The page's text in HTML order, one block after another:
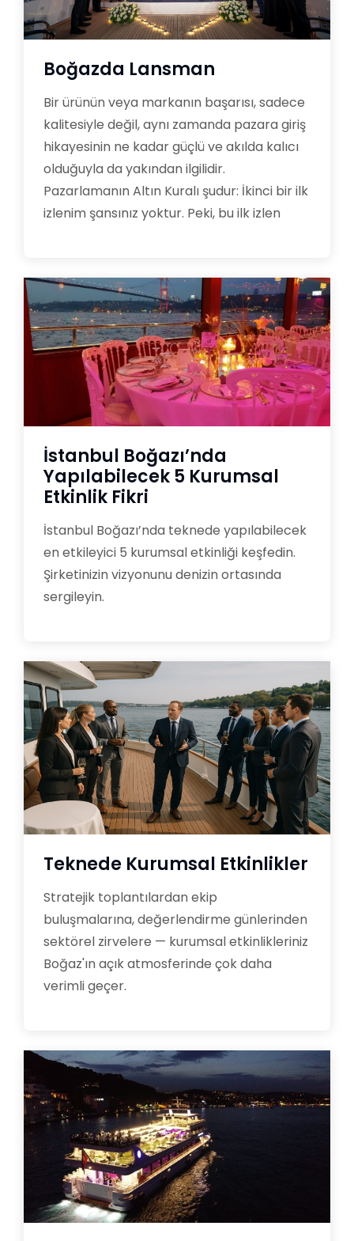
Boğazda Lansman
Bir ürünün veya markanın başarısı, sadece
kalitesiyle değil, aynı zamanda pazara giriş
hikayesinin ne kadar güçlü ve akılda kalıcı
olduğuyla da yakından ilgilidir.
Pazarlamanın Altın Kuralı şudur: İkinci bir ilk
izlenim şansınız yoktur. Peki, bu ilk izlen
İstanbul Boğazı’nda
Yapılabilecek 5 Kurumsal
Etkinlik Fikri
İstanbul Boğazı’nda teknede yapılabilecek
en etkileyici 5 kurumsal etkinliği keşfedin.
Şirketinizin vizyonunu denizin ortasında
sergileyin.
Teknede Kurumsal Etkinlikler
Stratejik toplantılardan ekip
buluşmalarına, değerlendirme günlerinden
sektörel zirvelere — kurumsal etkinlikleriniz
Boğaz'ın açık atmosferinde çok daha
verimli geçer.